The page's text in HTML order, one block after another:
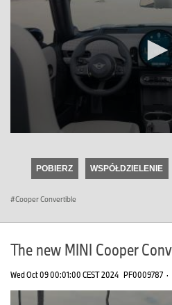
seconds
POBIERZ WSPÓŁDZIELENIE
Cooper Convertible
The new MINI Cooper
Wed Oct 09 00:01:00 CEST 2024 PF0009787 ·